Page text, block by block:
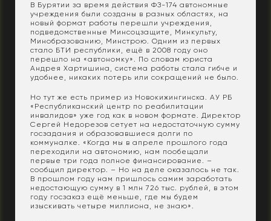
В Бурятии за время действия ФЗ-174 автономные
учреждения были созданы в разных областях, на
новый формат работы перешли учреждения,
подведомственные Минсоцзащите, Минкульту,
Минобразованию, Минстрою. Одним из первых
стало БТИ республики, ещё в 2008 году оно
перешло на «автономку». По словам юриста
Андрея Хартишина, система работы стала гибче и
удобнее, никаких потерь или сокращений не было.
Но тут же есть пример из Новокижингинска. АУ РБ
«Республиканский центр по реабилитации
инвалидов» уже год как в новом формате. Директор
Сергей Недорезов сетует на недостаточную сумму
госзадания и образовавшиеся долги по
коммуналке. «Когда мы в апреле прошлого года
переходили на автономию, нам пообещали
первые три года полное финансирование. –
сообщил директор. – Но на деле оказалось не так.
В прошлом году нам пришлось самим заработать
недостающую сумму в 1 млн 726 тыс. рублей, в этом
году госзаказ ещё меньше, где мы будем
изыскивать четыре миллиона, не знаю».